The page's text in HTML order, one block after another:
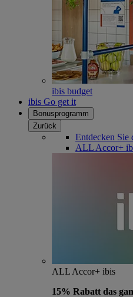
ibis budget
ibis Go get it
Bonusprogramm
Zurück
Entdecken Sie
ALL Accor+
ALL Accor+ ibis
15% Rabatt das